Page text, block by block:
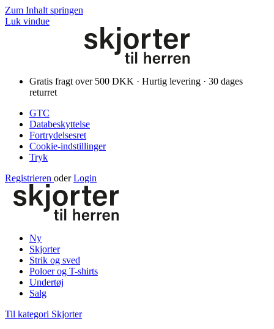
Zum Inhalt springen
Luk vindue
Gratis fragt over 500 DKK · Hurtig levering · 30 dages
returret
GTC
Databeskyttelse
Fortrydelsesret
Cookie-indstillinger
Tryk
Registrieren oder Login
Ny
Skjorter
Strik og sved
Poloer og T-shirts
Undertøj
Salg
Til kategori Skjorter